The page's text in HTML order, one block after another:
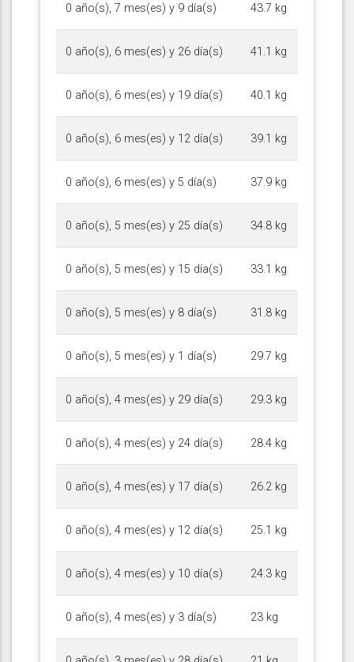
0 año(s), 7 mes(es) y 9 día(s) 43.7 kg
0 año(s), 6 mes(es) y 26 día(s) 41.1 kg
0 año(s), 6 mes(es) y 19 día(s) 40.1 kg
0 año(s), 6 mes(es) y 12 día(s) 39.1 kg
0 año(s), 6 mes(es) y 5 día(s) 37.9 kg
0 año(s), 5 mes(es) y 25 día(s) 34.8 kg
0 año(s), 5 mes(es) y 15 día(s) 33.1 kg
0 año(s), 5 mes(es) y 8 día(s) 31.8 kg
0 año(s), 5 mes(es) y 1 día(s) 29.7 kg
0 año(s), 4 mes(es) y 29 día(s) 29.3 kg
0 año(s), 4 mes(es) y 24 día(s) 28.4 kg
0 año(s), 4 mes(es) y 17 día(s) 26.2 kg
0 año(s), 4 mes(es) y 12 día(s) 25.1 kg
0 año(s), 4 mes(es) y 10 día(s) 24.3 kg
0 año(s), 4 mes(es) y 3 día(s) 23 kg